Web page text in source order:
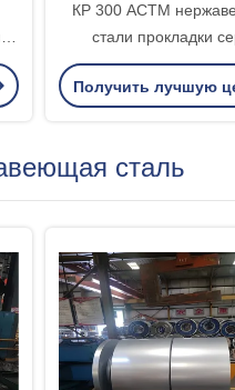
КР 300 АСТМ
стали прокладки
коррозионной
катушки
Получить лучшую
сталь